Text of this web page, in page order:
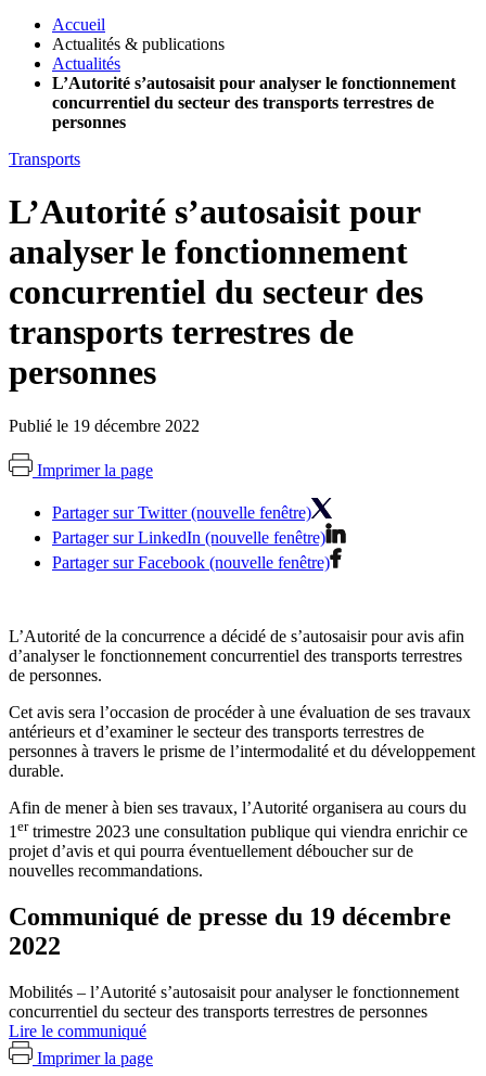
Accueil
Actualités & publications
Actualités
L’Autorité s’autosaisit pour analyser le fonctionnement
concurrentiel du secteur des transports terrestres de
personnes
Transports
L’Autorité s’autosaisit pour
analyser le fonctionnement
concurrentiel du secteur des
transports terrestres de
personnes
Publié le 19 décembre 2022
Imprimer la page
Partager sur Twitter (nouvelle fenêtre)
Partager sur LinkedIn (nouvelle fenêtre)
Partager sur Facebook (nouvelle fenêtre)
L’Autorité de la concurrence a décidé de s’autosaisir pour avis afin
d’analyser le fonctionnement concurrentiel des transports terrestres
de personnes.
Cet avis sera l’occasion de procéder à une évaluation de ses travaux
antérieurs et d’examiner le secteur des transports terrestres de
personnes à travers le prisme de l’intermodalité et du développement
durable.
Afin de mener à bien ses travaux, l’Autorité organisera au cours du
1 ertrimestre 2023 une consultation publique qui viendra enrichir ce
projet d’avis et qui pourra éventuellement déboucher sur de
nouvelles recommandations.
Communiqué de presse du 19 décembre
2022
Mobilités – l’Autorité s’autosaisit pour analyser le fonctionnement
concurrentiel du secteur des transports terrestres de personnes
Lire le communiqué
Imprimer la page